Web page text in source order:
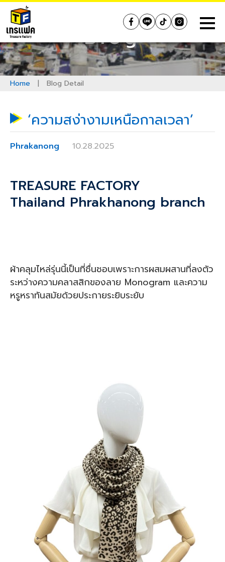
Skip
content
Treasure Factory (Thailand)
Blog
Home | Blog Detail
‘ความสง่างามเหนือกาลเวลา’
Phrakanong 10.28.2025
TREASURE FACTORY
Thailand Phrakhanong branch
ผ้าคลุมไหล่รุ่นนี้เป็นที่ชื่นชอบเพราะการผสมผสานที่ลงตัว
ระหว่างความคลาสสิกของลาย Monogram และความ
หรูหราทันสมัยด้วยประกายระยิบระยับ